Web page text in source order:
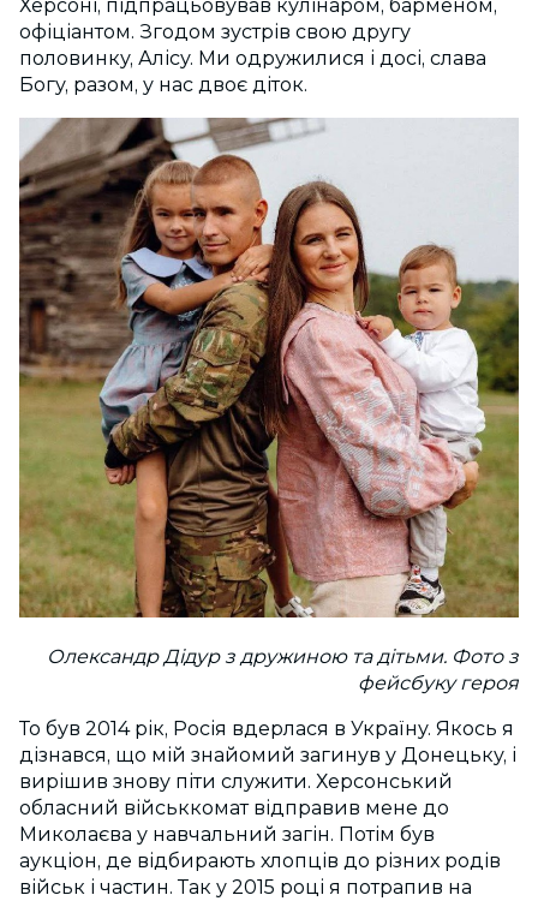
Херсоні, підпрацьовував кулінаром, барменом,
офіціантом. Згодом зустрів свою другу
половинку, Алісу. Ми одружилися і досі, слава
Богу, разом, у нас двоє діток.
Олександр Дідур з дружиною та дітьми. Фото з
фейсбуку героя
То був 2014 рік, Росія вдерлася в Україну. Якось я
дізнався, що мій знайомий загинув у Донецьку, і
вирішив знову піти служити. Херсонський
обласний військкомат відправив мене до
Миколаєва у навчальний загін. Потім був
аукціон, де відбирають хлопців до різних родів
військ і частин. Так у 2015 році я потрапив на